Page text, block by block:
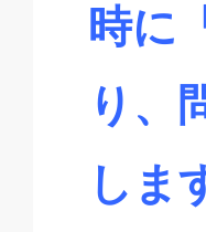
時に
り、
しま